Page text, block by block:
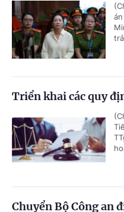
Triển khai các quy
Chuyển Bộ Công an